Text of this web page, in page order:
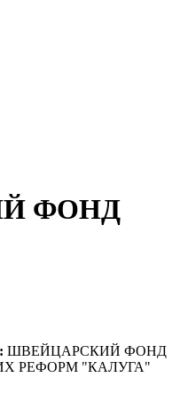
ФОНД
ШВЕЙЦАРСКИЙ ФОНД
РЕФОРМ "КАЛУГА"